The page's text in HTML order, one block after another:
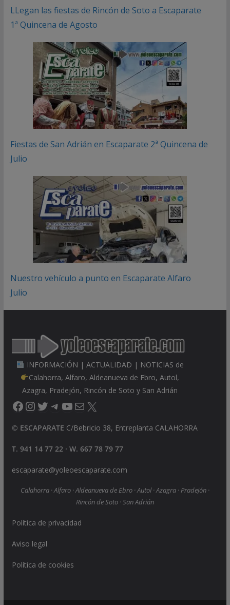
LLegan las fiestas de Rincón de Soto a Escaparate
1ª Quincena de Agosto
Fiestas de San Adrián en Escaparate 2ª Quincena de
Julio
Nuestro vehículo a punto en Escaparate Alfaro
Julio
INFORMACIÓN | ACTUALIDAD | NOTICIAS de
Calahorra, Alfaro, Aldeanueva de Ebro, Autol,
Azagra, Pradejón, Rincón de Soto y San Adrián
Facebook
Instagram
Twitter
Telegram
YouTube
Correo electrónico
X
© ESCAPARATE C/Bebricio 38, Entreplanta CALAHORRA
T. 941 14 77 22 · W. 667 78 79 77
escaparate@yoleoescaparate.com
Calahorra · Alfaro · Aldeanueva de Ebro · Autol · Azagra · Pradejón ·
Rincón de Soto · San Adrián
Política de privacidad
Aviso legal
Política de cookies